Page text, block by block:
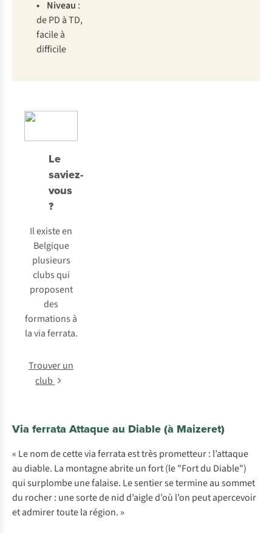
• Niveau :
de PD àTD,
facileà
difficile
Le
saviez-
vous
?
Il existe en
Belgique
plusieurs
clubs qui
proposent
des
formations à
la via ferrata.
Trouver un
club
Via ferrata Attaque au Diable (à Maizeret)
« Le nom de cette via ferrata est très prometteur : l’attaque
au diable. La montagne abrite un fort (le "Fort du Diable")
qui surplombe une falaise. Le sentier se termine au sommet
du rocher : une sorte de nid d’aigle d’où l’on peut apercevoir
et admirer toute la région. »